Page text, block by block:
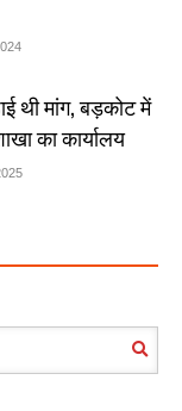
थी मांग, बड़कोट में
का कार्यालय